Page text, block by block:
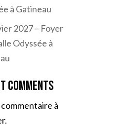
à Gatineau
2027 – Foyer
Odyssée à
Comments
à